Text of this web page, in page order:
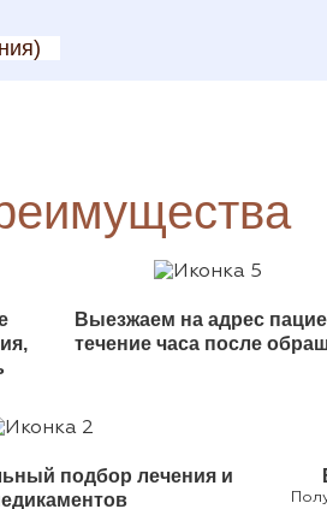
Выезжаем на адрес
течение часа после
подбор лечения и